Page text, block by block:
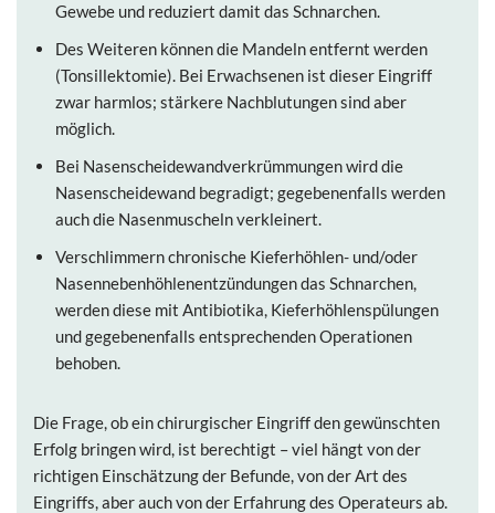
Gewebe und reduziert damit das Schnarchen.
Des Weiteren können die Mandeln entfernt werden
(Tonsillektomie). Bei Erwachsenen ist dieser Eingriff
zwar harmlos; stärkere Nachblutungen sind aber
möglich.
Bei Nasenscheidewandverkrümmungen wird die
Nasenscheidewand begradigt; gegebenenfalls werden
auch die Nasenmuscheln verkleinert.
Verschlimmern chronische Kieferhöhlen- und/oder
Nasennebenhöhlenentzündungen das Schnarchen,
werden diese mit Antibiotika, Kieferhöhlenspülungen
und gegebenenfalls entsprechenden Operationen
behoben.
Die Frage, ob ein chirurgischer Eingriff den gewünschten
Erfolg bringen wird, ist berechtigt – viel hängt von der
richtigen Einschätzung der Befunde, von der Art des
Eingriffs, aber auch von der Erfahrung des Operateurs ab.